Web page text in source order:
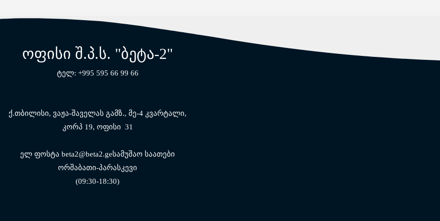
ოფისი შ.პ.ს. "ბეტა-2"
ტელ: +995 595 66 99 66
ქ.თბილისი, ვაჟა-შაველას გამზ.,მე-4 კვარტალი,
კორპ 19, ოფისი 31
ელ ფოსტა beta2@beta2.geსამუშაო საათები
ორშაბათი-პარასკევი
(09:30-18:30)